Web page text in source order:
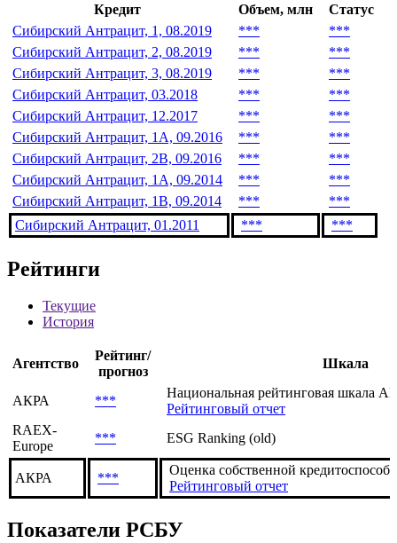
Кредит Объем, млн
Статус
Сибирский Антрацит, 1, 08.2019
***
***
Сибирский Антрацит, 2, 08.2019
***
***
Сибирский Антрацит, 3, 08.2019
***
***
Сибирский Антрацит, 03.2018
***
***
Сибирский Антрацит, 12.2017
***
***
Сибирский Антрацит, 1A, 09.2016
***
***
Сибирский Антрацит, 2B, 09.2016
***
***
Сибирский Антрацит, 1А, 09.2014
***
***
Сибирский Антрацит, 1B, 09.2014
***
***
Сибирский Антрацит, 01.2011
*** ***
Рейтинги
Текущие
История
Агентство
Рейтинг/
прогноз
Шкала
АКРА ***
Национальная рейтинговая шкала
Рейтинговый отчет
RAEX-
Europe
*** ESG Ranking (old)
АКРА ***
Оценка собственной
Рейтинговый отчет
Показатели РСБУ